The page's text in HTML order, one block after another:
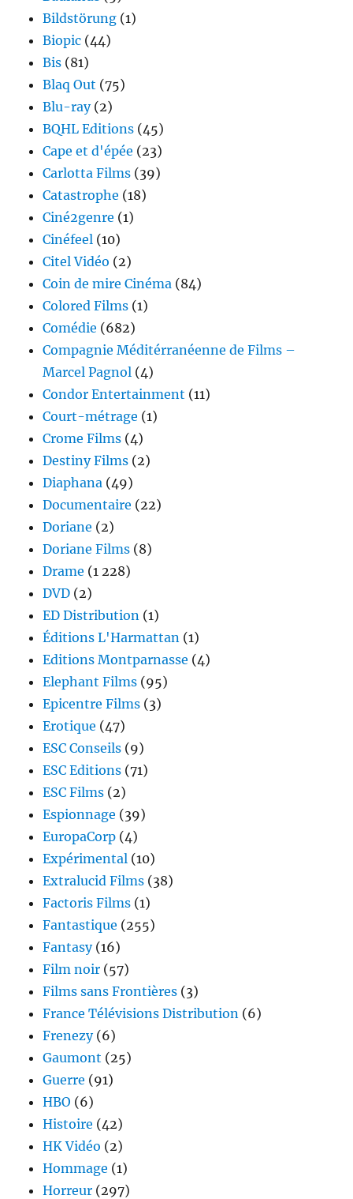
Bildstörung (1)
Biopic (44)
Bis (81)
Blaq Out (75)
Blu-ray(2)
BQHL Editions (45)
Cape et d'épée (23)
Carlotta Films (39)
Catastrophe (18)
Ciné2genre (1)
Cinéfeel (10)
Citel Vidéo (2)
Coin de mire Cinéma (84)
Colored Films (1)
Comédie (682)
Compagnie Méditérranéenne de Films –
Marcel Pagnol (4)
Condor Entertainment (11)
Court-métrage (1)
Crome Films (4)
Destiny Films (2)
Diaphana (49)
Documentaire (22)
Doriane (2)
Doriane Films (8)
Drame (1 228)
DVD (2)
ED Distribution (1)
Éditions L'Harmattan (1)
Editions Montparnasse (4)
Elephant Films (95)
Epicentre Films (3)
Erotique (47)
ESC Conseils (9)
ESC Editions (71)
ESC Films (2)
Espionnage (39)
EuropaCorp (4)
Expérimental (10)
Extralucid Films (38)
Factoris Films (1)
Fantastique (255)
Fantasy(16)
Film noir (57)
Films sans Frontières (3)
France Télévisions Distribution (6)
Frenezy(6)
Gaumont (25)
Guerre (91)
HBO (6)
Histoire (42)
HK Vidéo (2)
Hommage (1)
Horreur (297)